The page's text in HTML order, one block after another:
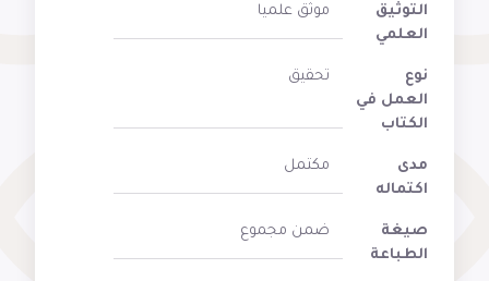
التوثيق
العلمي
موثق علميا
نوع
العمل في
الكتاب
تحقيق
مدى
اكتماله
مكتمل
صيغة
الطباعة
ضمن مجموع